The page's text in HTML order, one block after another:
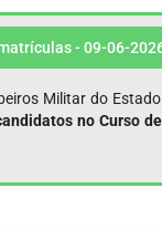
Militar do
no Curso
- 09-06-